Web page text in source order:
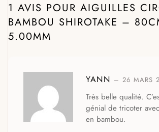
1 AVIS POUR AIGUILLES
BAMBOU SHIROTAKE –
5.00MM
YANN – 26 MARS
Très belle qualité.
génial de tricoter
en bambou.